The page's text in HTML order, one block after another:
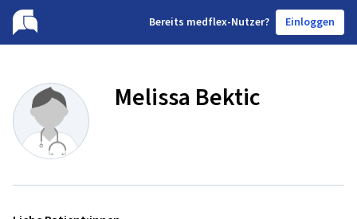
Bereits medflex-Nutzer? Einloggen
Melissa Bektic